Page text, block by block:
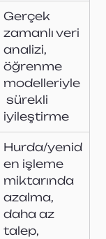
Gerçek
zamanlı veri
analizi,
öğrenme
modelleriyle
sürekli
iyileştirme
Hurda/yenid
en işleme
miktarında
azalma,
daha az
talep,